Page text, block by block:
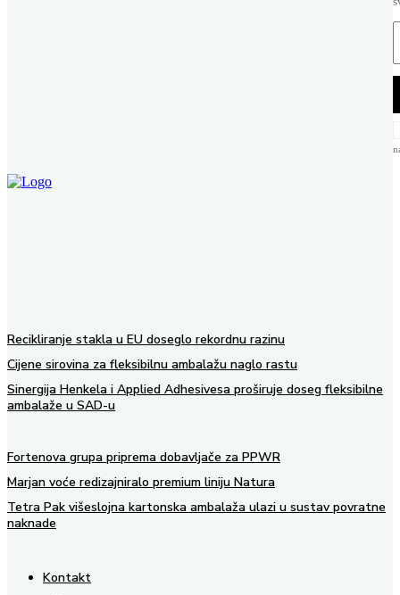
Recikliranje stakla u EU doseglo rekordnu razinu
Cijene sirovina za fleksibilnu ambalažu naglo rastu
Sinergija Henkela i Applied Adhesivesa proširuje doseg fleksibilne
ambalaže u SAD-u
Fortenova grupa priprema dobavljače za PPWR
Marjan voće redizajniralo premium liniju Natura
Tetra Pak višeslojna kartonska ambalaža ulazi u sustav povratne
naknade
Kontakt